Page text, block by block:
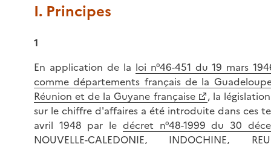
I. Principes
1
En application de la loi n°46-451 du 19 mars
comme départements français de la
Réunion et de la Guyane française
, la
sur le chiffre d'affaires a été introduite dans ces
avril 1948 par le décret n°48-1999 du 30
NOUVELLE-CALEDONIE, INDOCHINE,